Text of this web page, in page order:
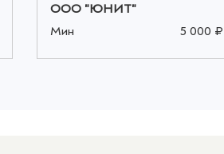
ООО "ЮНИТ"
Мин
5 000 ₽